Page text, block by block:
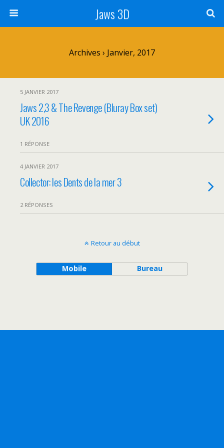
Jaws 3D
Archives › Janvier, 2017
5 JANVIER 2017
Jaws 2,3 & The Revenge (Bluray Box set)
UK 2016
1 RÉPONSE
4 JANVIER 2017
Collector: les Dents de la mer 3
2 RÉPONSES
Retour au début
Mobile Bureau